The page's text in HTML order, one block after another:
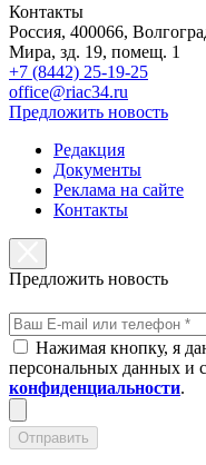
Контакты
Россия, 400066,
Мира, зд. 19, помещ. 1
+7 (8442) 25-19-25
office@riac34.ru
Предложить новость
Редакция
Документы
Реклама на сайте
Контакты
Предложить новость
Нажимая кнопку, я
персональных данных и
конфиденциальности.
Отправить